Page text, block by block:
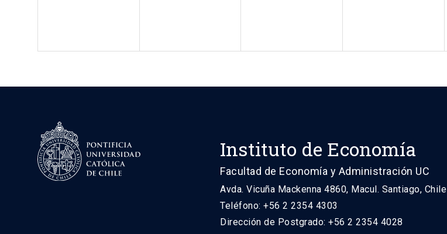
Instituto de Economía
Facultad de Economía y Administración UC
Avda. Vicuña Mackenna 4860, Macul. Santiago, Chile
Teléfono: +56 2 2354 4303
Dirección de Postgrado: +56 2 2354 4028